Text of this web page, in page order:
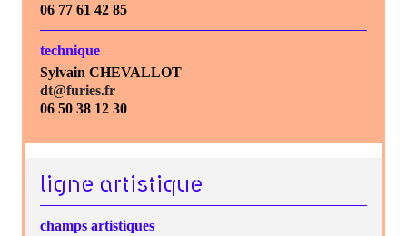
06 77 61 42 85
technique
Sylvain CHEVALLOT
dt@furies.fr
06 50 38 12 30
ligne artistique
champs artistiques